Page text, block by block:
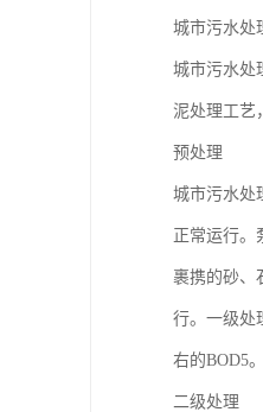
城市污水处
城市污水处
泥处理工艺
预处理
城市污水处
正常运行。
裹携的砂、
行。一级处
右的BOD5
二级处理